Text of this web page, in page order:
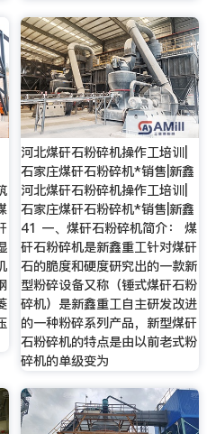
河北煤矸石粉碎机操作工培训|
石家庄煤矸石粉碎机*销售|新鑫
河北煤矸石粉碎机操作工培训|
石家庄煤矸石粉碎机*销售|新鑫
41 一、煤矸石粉碎机简介： 煤
矸石粉碎机是新鑫重工针对煤矸
石的脆度和硬度研究出的一款新
型粉碎设备又称（锤式煤矸石粉
碎机）是新鑫重工自主研发改进
的一种粉碎系列产品，新型煤矸
石粉碎机的特点是由以前老式粉
碎机的单级变为